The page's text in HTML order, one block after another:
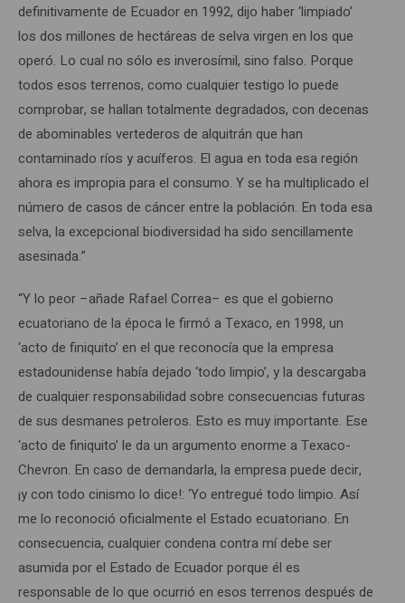
definitivamente de Ecuador en 1992, dijo haber ‘limpiado’
los dos millones de hectáreas de selva virgen en los que
operó. Lo cual no sólo es inverosímil, sino falso. Porque
todos esos terrenos, como cualquier testigo lo puede
comprobar, se hallan totalmente degradados, con decenas
de abominables vertederos de alquitrán que han
contaminado ríos y acuíferos. El agua en toda esa región
ahora es impropia para el consumo. Y se ha multiplicado el
número de casos de cáncer entre la población. En toda esa
selva, la excepcional biodiversidad ha sido sencillamente
asesinada.”
“Y lo peor –añade Rafael Correa– es que el gobierno
ecuatoriano de la época le firmó a Texaco, en 1998, un
‘acto de finiquito’ en el que reconocía que la empresa
estadounidense había dejado ‘todo limpio’, y la descargaba
de cualquier responsabilidad sobre consecuencias futuras
de sus desmanes petroleros. Esto es muy importante. Ese
‘acto de finiquito’ le da un argumento enorme a Texaco-
Chevron. En caso de demandarla, la empresa puede decir,
¡y con todo cinismo lo dice!: ‘Yo entregué todo limpio. Así
me lo reconoció oficialmente el Estado ecuatoriano. En
consecuencia, cualquier condena contra mí debe ser
asumida por el Estado de Ecuador porque él es
responsable de lo que ocurrió en esos terrenos después de